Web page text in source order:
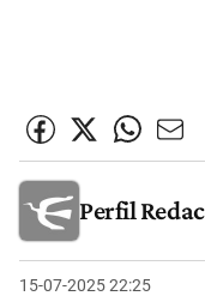
Perfil
15-07-2025 22:25